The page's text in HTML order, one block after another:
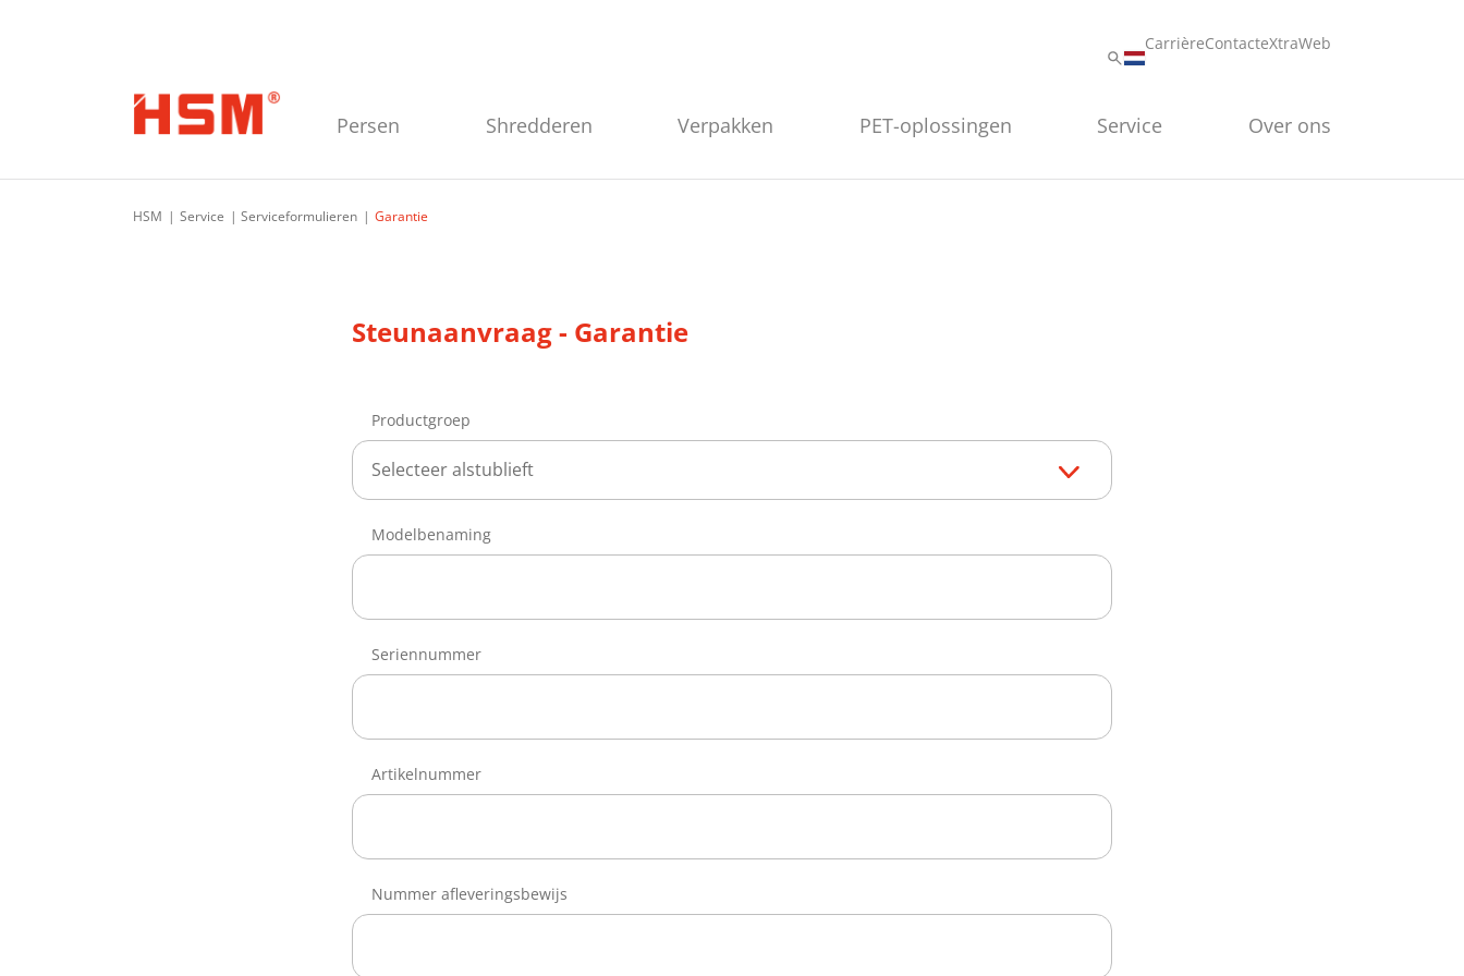
CarrièreContacteXtraWeb
Persen Shredderen Verpakken PET-oplossingen Service Over ons
HSM Service Serviceformulieren Garantie
Steunaanvraag - Garantie
Productgroep
Selecteer alstublieft
Modelbenaming
Seriennummer
Artikelnummer
Nummer afleveringsbewijs